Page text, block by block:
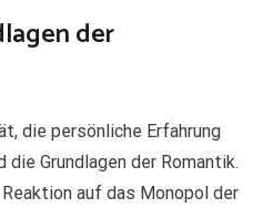
der
die persönliche Erfahrung
Grundlagen der Romantik.
auf das Monopol der